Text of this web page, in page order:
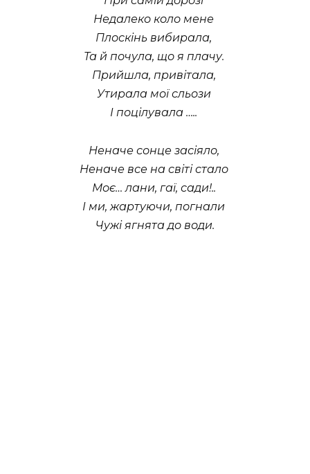
Недалеко коло мене
Плоскінь вибирала,
Та й почула, що я плачу.
Прийшла, привітала,
Утирала мої сльози
І поцілувала …..
Неначе сонце засіяло,
Неначе все на світі стало
Моє… лани, гаї, сади!..
І ми, жартуючи, погнали
Чужі ягнята до води.